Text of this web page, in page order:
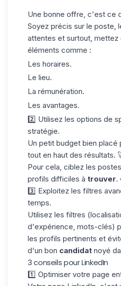
Une bonne offre, c'est ce
Soyez précis sur le poste,
attentes et surtout, mettez
éléments comme :
Les horaires.
Le lieu.
La rémunération.
Les avantages.
2️⃣ Utilisez les options de
stratégie.
Un petit budget bien placé
tout en haut des résultats.
Pour cela, ciblez les
profils difficiles à trouver.
3️⃣ Exploitez les filtres
temps.
Utilisez les filtres
d'expérience, mots-clés)
les profils pertinents et
d'un bon candidat noyé
3 conseils pour LinkedIn
1️⃣ Optimiser votre page